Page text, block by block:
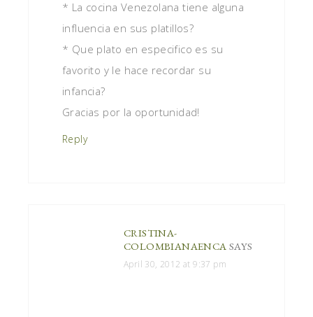
* La cocina Venezolana tiene alguna
influencia en sus platillos?
* Que plato en especifico es su
favorito y le hace recordar su
infancia?
Gracias por la oportunidad!
Reply
CRISTINA-
COLOMBIANAENCA SAYS
April 30, 2012 at 9:37 pm